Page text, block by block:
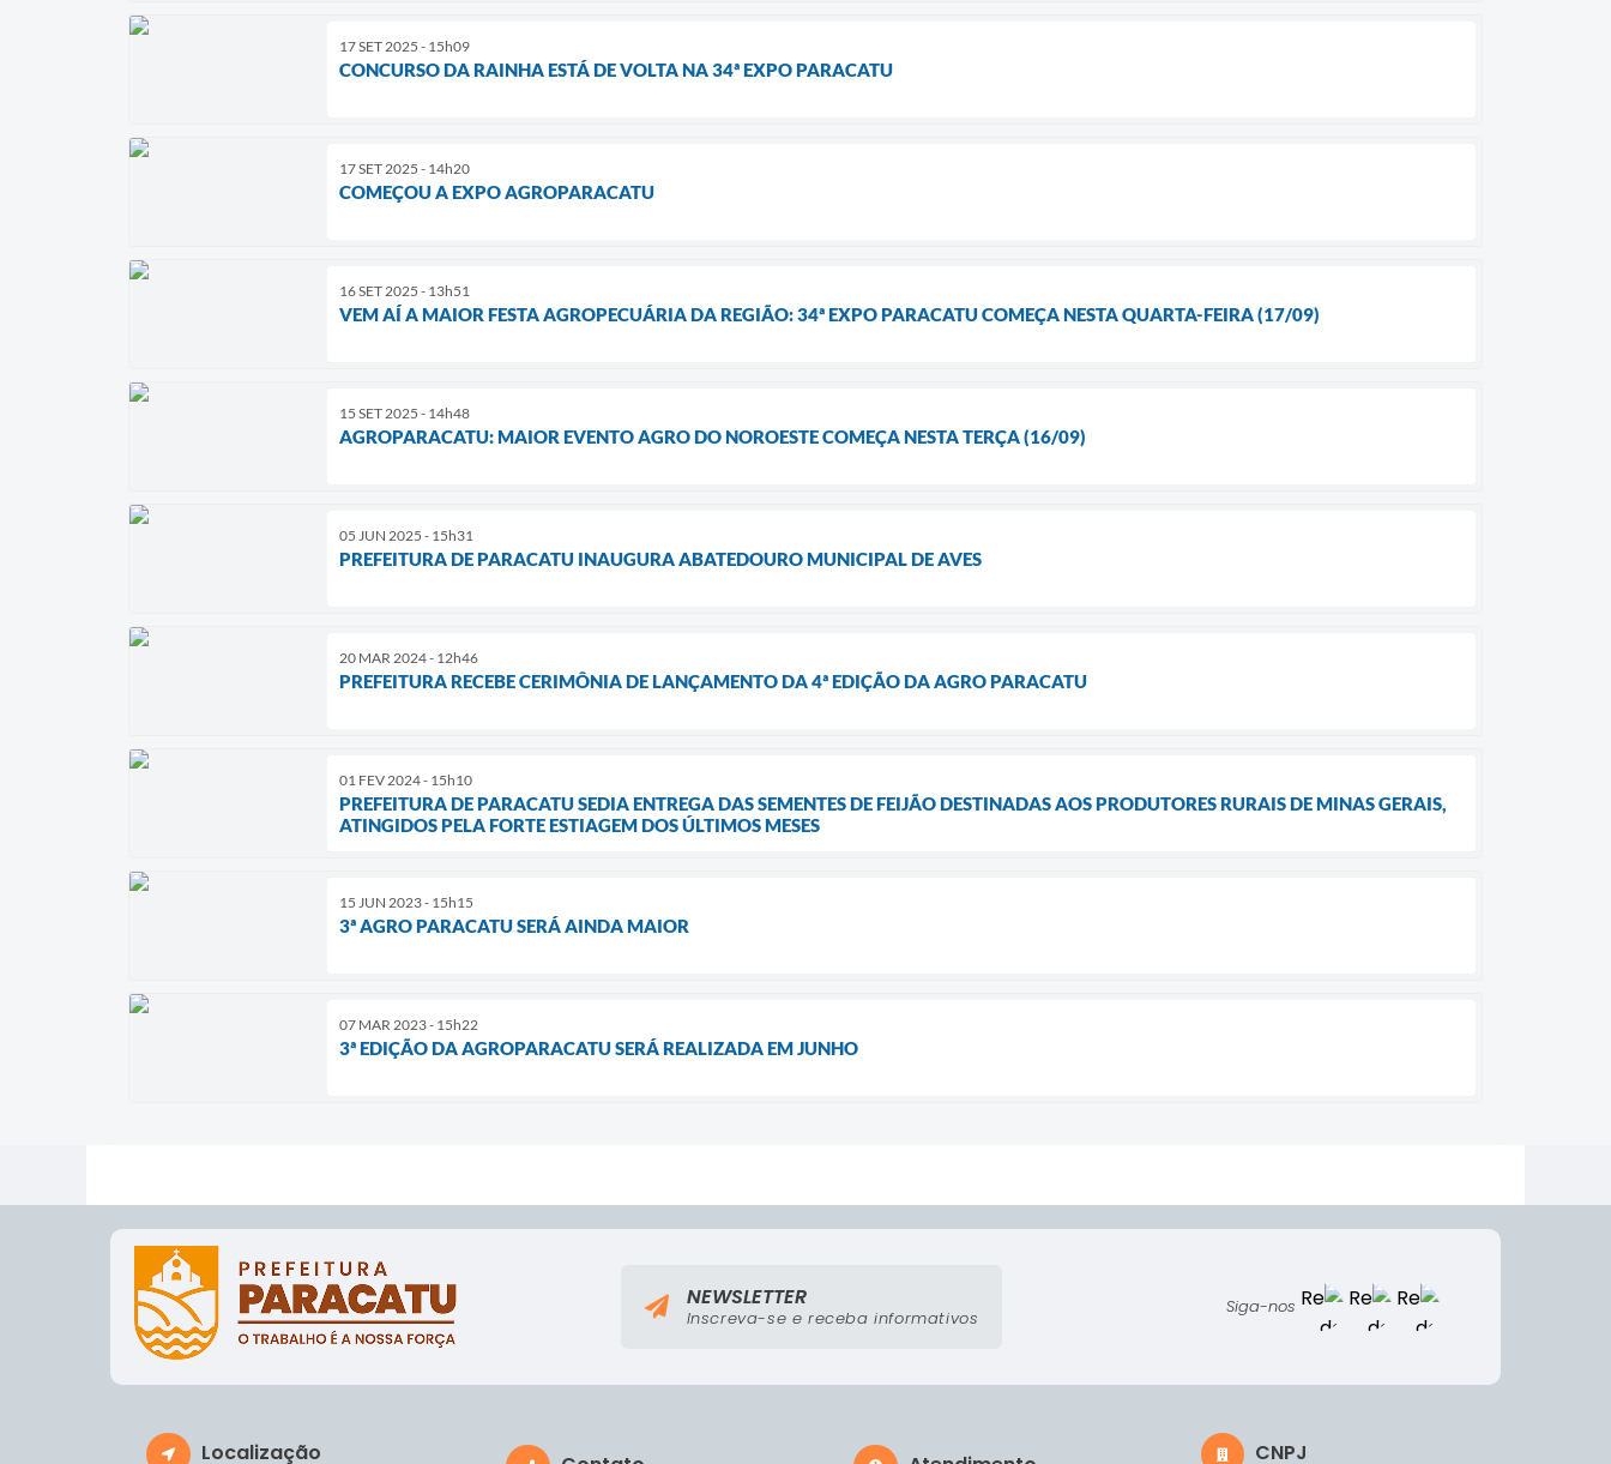
17 SET 2025 - 15h09
CONCURSO DA RAINHA ESTÁ DE VOLTA NA 34ª EXPO PARACATU
17 SET 2025 - 14h20
COMEÇOU A EXPO AGROPARACATU
16 SET 2025 - 13h51
VEM AÍ A MAIOR FESTA AGROPECUÁRIA DA REGIÃO: 34ª EXPO PARACATU COMEÇA NESTA QUARTA-FEIRA (17/09)
15 SET 2025 - 14h48
AGROPARACATU: MAIOR EVENTO AGRO DO NOROESTE COMEÇA NESTA TERÇA (16/09)
05 JUN 2025 - 15h31
PREFEITURA DE PARACATU INAUGURA ABATEDOURO MUNICIPAL DE AVES
20 MAR 2024 - 12h46
PREFEITURA RECEBE CERIMÔNIA DE LANÇAMENTO DA 4ª EDIÇÃO DA AGRO PARACATU
01 FEV 2024 - 15h10
PREFEITURA DE PARACATU SEDIA ENTREGA DAS SEMENTES DE FEIJÃO DESTINADAS AOS PRODUTORES RURAIS DE MINAS GERAIS,
ATINGIDOS PELA FORTE ESTIAGEM DOS ÚLTIMOS MESES
15 JUN 2023 - 15h15
3ª AGRO PARACATU SERÁ AINDA MAIOR
07 MAR 2023 - 15h22
3ª EDIÇÃO DA AGROPARACATU SERÁ REALIZADA EM JUNHO
Siga-nos
Localização CNPJ
NEWSLETTER
Inscreva-se e receba informativos